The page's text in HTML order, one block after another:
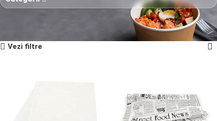
Hartie de ambalat
Vezi filtre